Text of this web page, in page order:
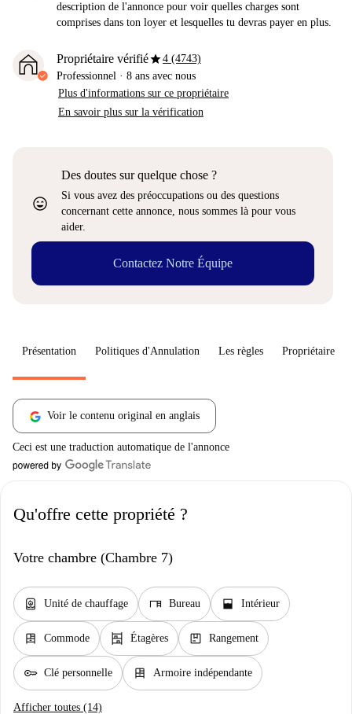
description de l'annonce pour voir quelles charges sont
comprises dans ton loyer et lesquelles tu devras payer en plus.
Propriétaire vérifiéstar4 (4743)
Professionnel · 8 ans avec nous
Plus d'informations sur ce propriétaire
En savoir plus sur la vérification
sentiment_very_satisfied
Des doutes sur quelque chose ?
Si vous avez des préoccupations ou des questions
concernant cette annonce, nous sommes là pour vous
aider.
Contactez Notre Équipe
Présentation Politiques d'Annulation Les règles Propriétaire
Voir le contenu original en anglais
Ceci est une traduction automatique de l'annonce
Qu'offre cette propriété ?
Votre chambre (Chambre 7)
water_heater Unité de chauffage desk Bureau window_open Intérieur
dresser Commode shelves Étagères package Rangement
key Clé personnelle dresser Armoire indépendante
Afficher toutes (14)